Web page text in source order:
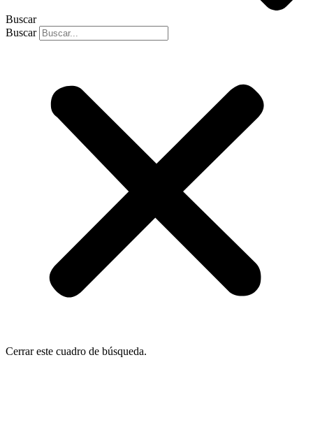
Buscar
Buscar
Cerrar este cuadro de búsqueda.